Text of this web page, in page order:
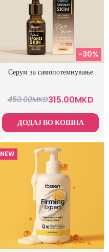
-30%
Серум за самопотемнување
450.00MKD315.00MKD
ДОДАЈ ВО КОШНА
NEW